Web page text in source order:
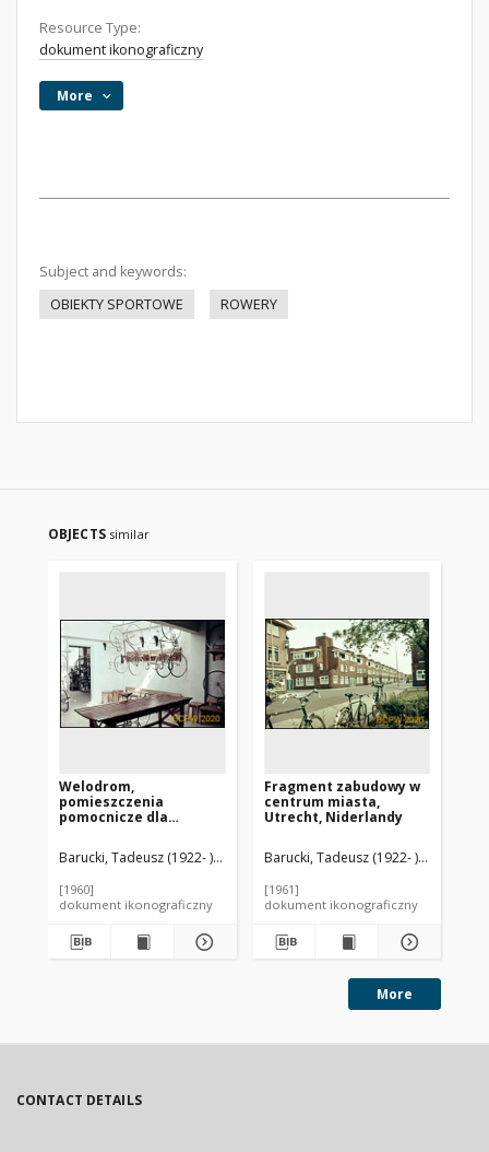
Resource Type:
dokument ikonograficzny
More
Subject and keywords:
OBIEKTY SPORTOWE
ROWERY
OBJECTS similar
Welodrom,
pomieszczenia
pomocnicze dla
rowerów, Rzym, Włochy
Barucki, Tadeusz (1922- ). Fotograf Ligini, Cesare (1913-1988).
[1960]
dokument ikonograficzny
Fragment zabudowy w
centrum miasta,
Utrecht, Niderlandy
Barucki, Tadeusz (1922- ). Fotograf
[1961]
dokument ikonograficzny
More
CONTACT DETAILS